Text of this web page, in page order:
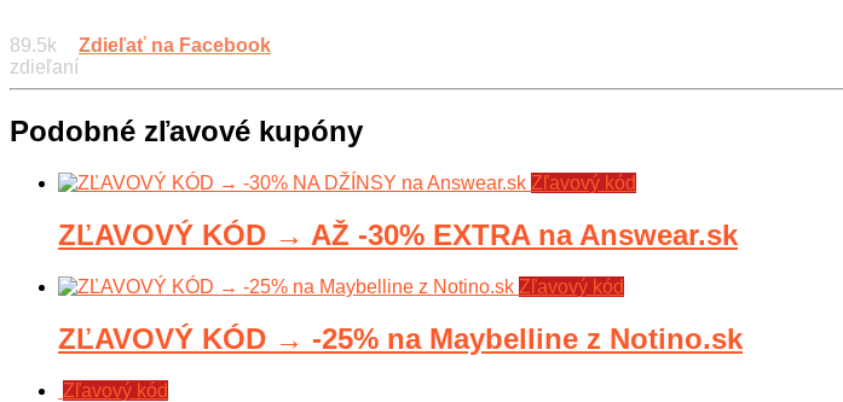
89.5k
zdieľaní
Zdieľať na Facebook
Podobné zľavové kupóny
Zľavový kód
ZĽAVOVÝ KÓD → AŽ -30% EXTRA na Answear.sk
Zľavový kód
ZĽAVOVÝ KÓD → -25% na Maybelline z Notino.sk
Zľavový kód